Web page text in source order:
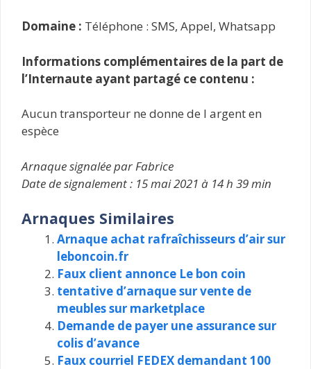
Domaine : Téléphone : SMS, Appel, Whatsapp
Informations complémentaires de la part de
l’Internaute ayant partagé ce contenu :
Aucun transporteur ne donne de l argent en
espèce
Arnaque signalée par Fabrice
Date de signalement : 15 mai 2021 à 14 h 39 min
Arnaques Similaires
Arnaque achat rafraîchisseurs d’air sur
leboncoin.fr
Faux client annonce Le bon coin
tentative d’arnaque sur vente de
meubles sur marketplace
Demande de payer une assurance sur
colis d’avance
Faux courriel FEDEX demandant 100